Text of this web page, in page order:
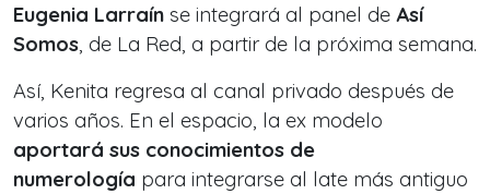
Eugenia Larraín se integrará al panel de Así
Somos, de La Red, a partir de la próxima semana.
Así, Kenita regresa al canal privado después de
varios años. En el espacio, la ex modelo
aportará sus conocimientos de
numerología para integrarse al late más antiguo